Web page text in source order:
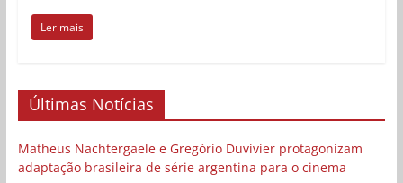
Ler mais
Últimas Notícias
Matheus Nachtergaele e Gregório Duvivier protagonizam
adaptação brasileira de série argentina para o cinema